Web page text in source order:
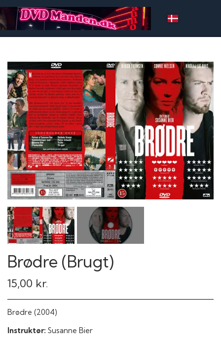
Brødre (Brugt)
15,00 kr.
Brødre (2004)
Instruktør: Susanne Bier